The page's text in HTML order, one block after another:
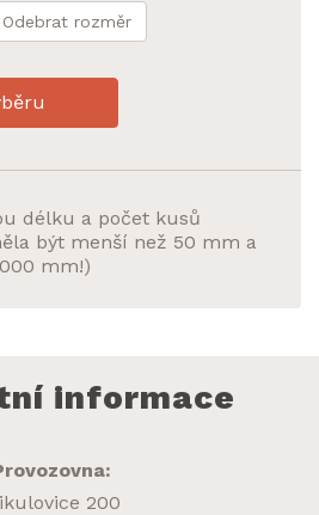
Odebrat rozměr
délku a počet kusů
být menší než 50 mm a
mm!)
informace
200